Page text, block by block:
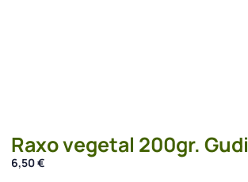
Raxo vegetal 200gr. Gudi
6,50€